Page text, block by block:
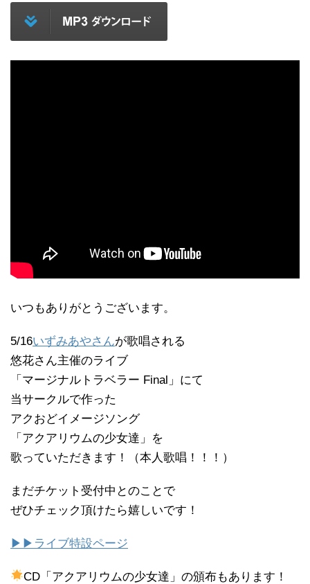
いつもありがとうございます。
5/16いずみあやさんが歌唱される
悠花さん主催のライブ
「マージナルトラベラー Final」にて
当サークルで作った
アクおどイメージソング
「アクアリウムの少女達」を
歌っていただきます！（本人歌唱！！！）
まだチケット受付中とのことで
ぜひチェック頂けたら嬉しいです！
▶▶ライブ特設ページ
CD「アクアリウムの少女達」の頒布もあります！